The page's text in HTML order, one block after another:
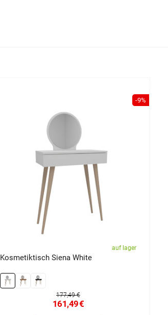
-9%
auf lager
Kosmetiktisch Siena White
177,49 €
161,49€